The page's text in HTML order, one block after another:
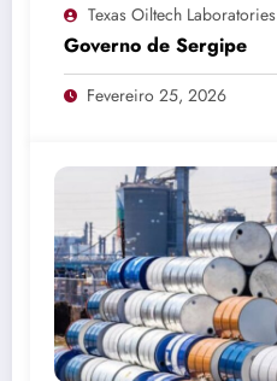
Texas Oiltech Laboratories
Governo de Sergipe
Fevereiro 25, 2026